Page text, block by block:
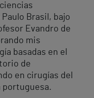
Brasil, bajo
Evandro de
mis
basadas en el
de
en cirugías del
portuguesa.